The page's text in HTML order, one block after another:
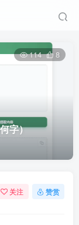
字）
114 8
关注 赞赏